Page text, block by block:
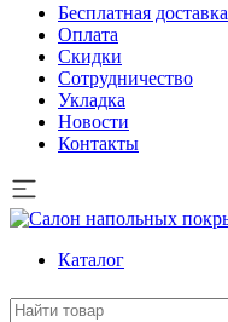
Бесплатная доставка
Оплата
Скидки
Сотрудничество
Укладка
Новости
Контакты
Каталог